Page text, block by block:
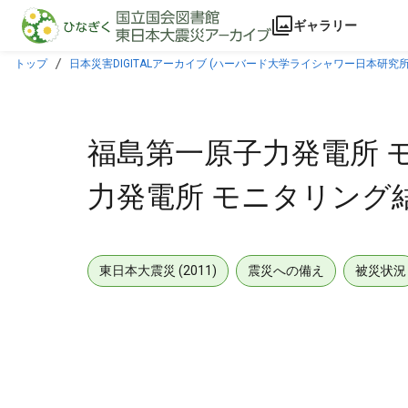
本文に飛ぶ
ギャラリー
トップ 日本災害DIGITALアーカイブ (ハーバード大学ライシャワー日本研究
福島第一原子力発電所
力発電所 モニタリング
東日本大震災 (2011) 震災への備え 被災状況